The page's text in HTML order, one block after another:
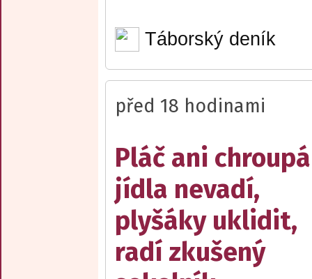
Táborský deník
před 18 hodinami
Pláč ani
jídla nevadí,
plyšáky uklidit,
radí zkušený